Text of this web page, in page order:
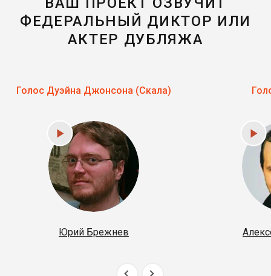
ФЕДЕРАЛЬНЫЙ ДИКТОР ИЛИ
АКТЕР ДУБЛЯЖА
Голос Дуэйна Джонсона (Скала)
Юрий Брежнев